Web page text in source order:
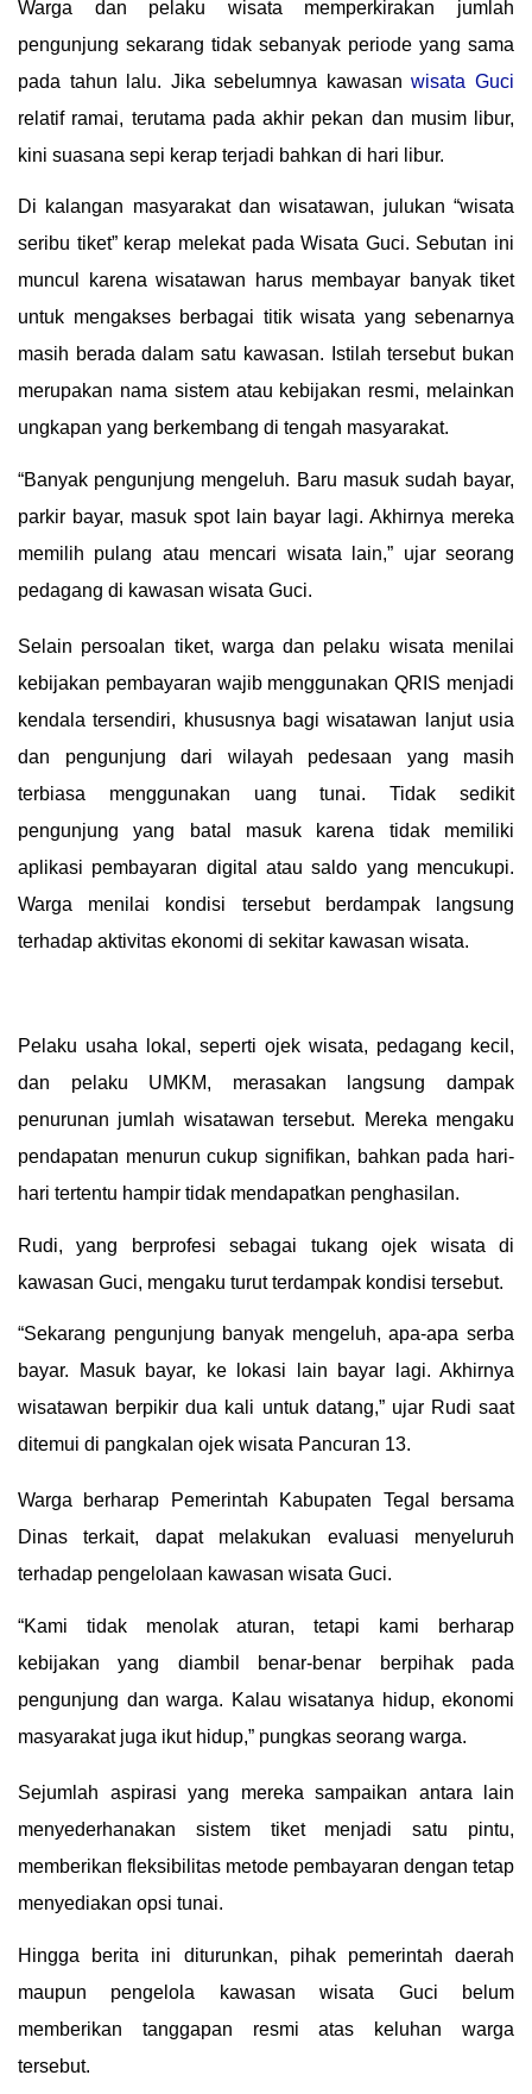
Warga dan pelaku wisata memperkirakan jumlah
pengunjung sekarang tidak sebanyak periode yang sama
pada tahun lalu. Jika sebelumnya kawasanwisata Guci
relatif ramai, terutama pada akhir pekan dan musim libur,
kini suasana sepi kerap terjadi bahkan di hari libur.
Di kalangan masyarakat dan wisatawan, julukan “wisata
seribu tiket” kerap melekat pada Wisata Guci. Sebutan ini
muncul karena wisatawan harus membayar banyak tiket
untuk mengakses berbagai titik wisata yang sebenarnya
masih berada dalam satu kawasan. Istilah tersebut bukan
merupakan nama sistem atau kebijakan resmi, melainkan
ungkapan yang berkembang di tengah masyarakat.
“Banyak pengunjung mengeluh. Baru masuk sudah bayar,
parkir bayar, masuk spot lain bayar lagi. Akhirnya mereka
memilih pulang atau mencari wisata lain,” ujar seorang
pedagang di kawasan wisata Guci.
Selain persoalan tiket, warga dan pelaku wisata menilai
kebijakan pembayaran wajib menggunakan QRIS menjadi
kendala tersendiri, khususnya bagi wisatawan lanjut usia
dan pengunjung dari wilayah pedesaan yang masih
terbiasa menggunakan uang tunai. Tidak sedikit
pengunjung yang batal masuk karena tidak memiliki
aplikasi pembayaran digital atau saldo yang mencukupi.
Warga menilai kondisi tersebut berdampak langsung
terhadap aktivitas ekonomi di sekitar kawasan wisata.
Pelaku usaha lokal, seperti ojek wisata, pedagang kecil,
dan pelaku UMKM, merasakan langsung dampak
penurunan jumlah wisatawan tersebut. Mereka mengaku
pendapatan menurun cukup signifikan, bahkan pada hari-
hari tertentu hampir tidak mendapatkan penghasilan.
Rudi, yang berprofesi sebagai tukang ojek wisata di
kawasan Guci, mengaku turut terdampak kondisi tersebut.
“Sekarang pengunjung banyak mengeluh, apa-apa serba
bayar. Masuk bayar, ke lokasi lain bayar lagi. Akhirnya
wisatawan berpikir dua kali untuk datang,” ujar Rudi saat
ditemui di pangkalan ojek wisata Pancuran 13.
Warga berharap Pemerintah Kabupaten Tegal bersama
Dinas terkait, dapat melakukan evaluasi menyeluruh
terhadap pengelolaan kawasan wisata Guci.
“Kami tidak menolak aturan, tetapi kami berharap
kebijakan yang diambil benar-benar berpihak pada
pengunjung dan warga. Kalau wisatanya hidup, ekonomi
masyarakat juga ikut hidup,” pungkas seorang warga.
Sejumlah aspirasi yang mereka sampaikan antara lain
menyederhanakan sistem tiket menjadi satu pintu,
memberikan fleksibilitas metode pembayaran dengan tetap
menyediakan opsi tunai.
Hingga berita ini diturunkan, pihak pemerintah daerah
maupun pengelola kawasan wisata Guci belum
memberikan tanggapan resmi atas keluhan warga
tersebut.